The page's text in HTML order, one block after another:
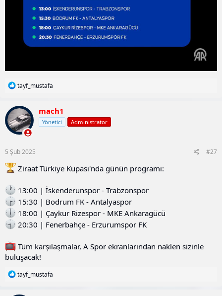
T
k
i
l
e
:
tayf_mustafa
mach1
Yönetici Administrator
5 Şub 2025 #27
Ziraat Türkiye Kupası'nda günün programı:
13:00 | İskenderunspor - Trabzonspor
15:30 | Bodrum FK - Antalyaspor
18:00 | Çaykur Rizespor - MKE Ankaragücü
20:30 | Fenerbahçe - Erzurumspor FK
Tüm karşılaşmalar, A Spor ekranlarından naklen sizinle
buluşacak!
T
tayf_mustafa